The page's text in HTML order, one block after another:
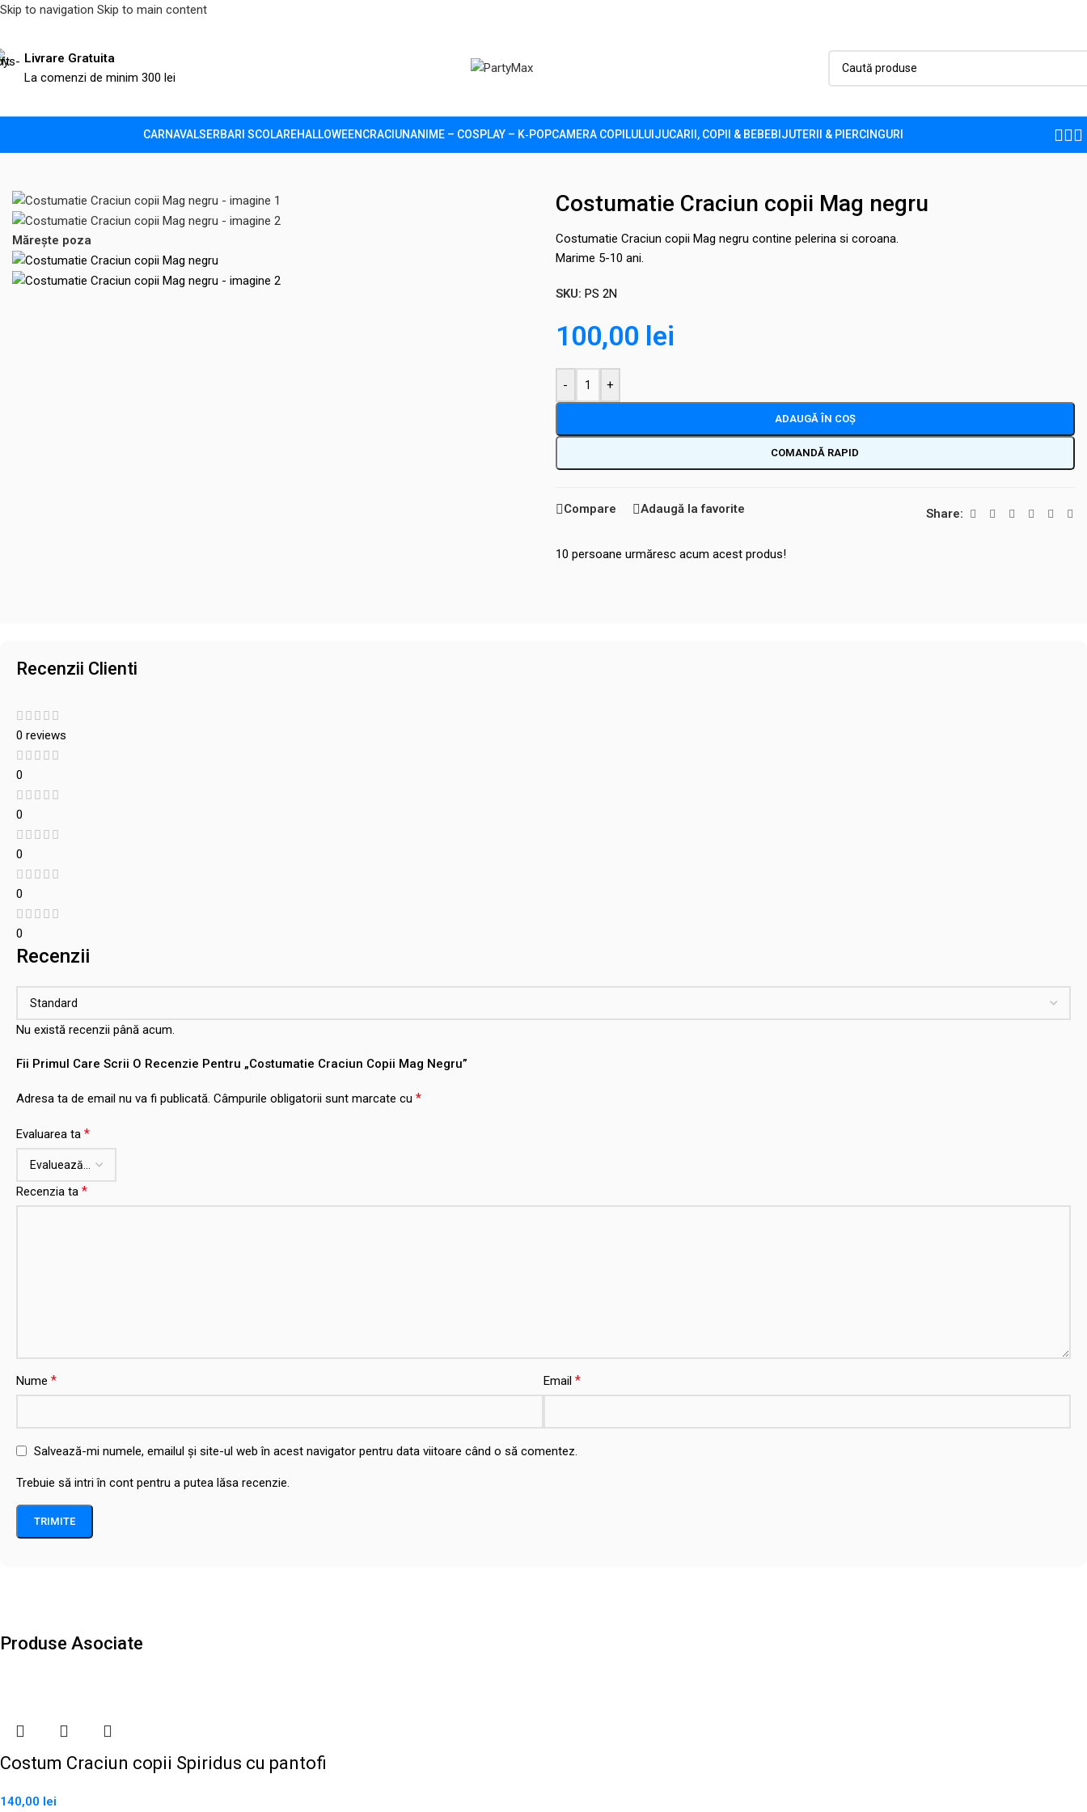
Skip to navigation Skip to main content
Livrare Gratuita
La comenzi de minim 300 lei
CARNAVALSERBARI SCOLAREHALLOWEENCRACIUNANIME – COSPLAY – K‑POPCAMERA COPILULUI JUCARII, COPII & BEBEBIJUTERII & PIERCINGURI
Mărește poza
Costumatie Craciun copii Mag negru
Costumatie Craciun copii Mag negru contine pelerina si coroana.
Marime 5-10 ani.
SKU: PS 2N
100,00 lei
- +
ADAUGĂ ÎN COȘ
COMANDĂ RAPID
Compare Adaugă la favorite Share:
10 persoane urmăresc acum acest produs!
Recenzii Clienti
0 reviews
0
0
0
0
0
Recenzii
Nu există recenzii până acum.
Fii Primul Care Scrii O Recenzie Pentru „Costumatie Craciun Copii Mag Negru”
Adresa ta de email nu va fi publicată. Câmpurile obligatorii sunt marcate cu *
Evaluarea ta *
Recenzia ta *
Nume * Email *
Salvează-mi numele, emailul și site-ul web în acest navigator pentru data viitoare când o să comentez.
Trebuie să intri în cont pentru a putea lăsa recenzie.
Produse Asociate
Costum Craciun copii Spiridus cu pantofi
140,00 lei